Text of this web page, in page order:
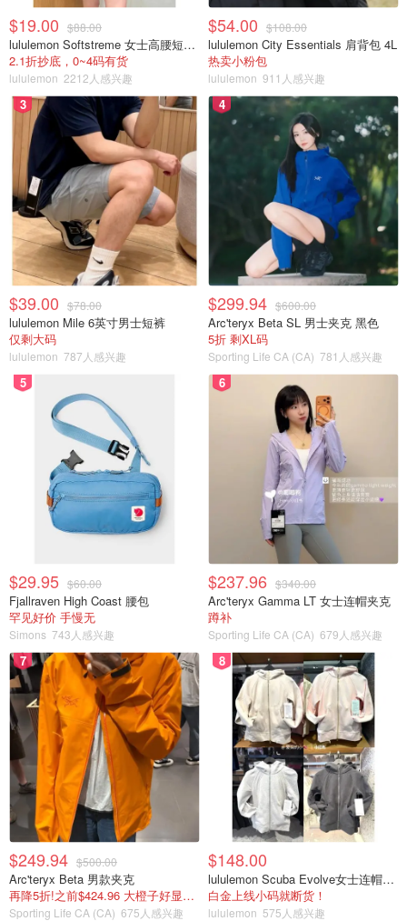
$19.00 $88.00
lululemon Softstreme 女士高腰短裤 10cm
2.1折抄底，0~4码有货
lululemon 2212人感兴趣
$54.00 $108.00
lululemon City Essentials 肩背包 4L
热卖小粉包
lululemon 911人感兴趣
3
$39.00 $78.00
lululemon Mile 6英寸男士短裤
仅剩大码
lululemon 787人感兴趣
4
$299.94 $600.00
Arc'teryx Beta SL 男士夹克 黑色
5折 剩XL码
Sporting Life CA (CA) 781人感兴趣
5
$29.95 $60.00
Fjallraven High Coast 腰包
罕见好价 手慢无
Simons 743人感兴趣
6
$237.96 $340.00
Arc'teryx Gamma LT 女士连帽夹克
蹲补
Sporting Life CA (CA) 679人感兴趣
7
$249.94 $500.00
Arc'teryx Beta 男款夹克
再降5折!之前$424.96 大橙子好显白 蹲补
Sporting Life CA (CA) 675人感兴趣
8
$148.00
lululemon Scuba Evolve女士连帽卫衣 全拉链
白金上线小码就断货！
lululemon 575人感兴趣